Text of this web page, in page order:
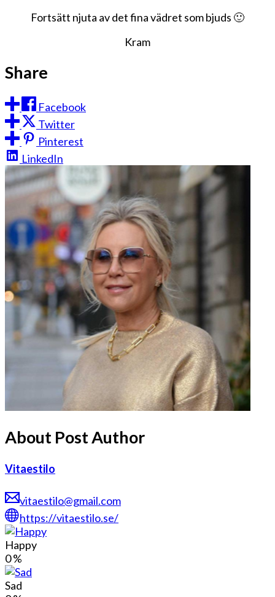
Fortsätt njuta av det fina vädret som bjuds 🙂
Kram
Share
Facebook
Twitter
Pinterest
LinkedIn
About Post Author
Vitaestilo
vitaestilo@gmail.com
https://vitaestilo.se/
Happy
0%
Sad